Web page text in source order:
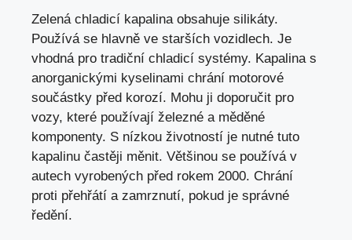
Zelená chladicí kapalina obsahuje silikáty.
Používá se hlavně ve starších vozidlech. Je
vhodná pro tradiční chladicí systémy. Kapalina s
anorganickými kyselinami chrání motorové
součástky před korozí. Mohu ji doporučit pro
vozy, které používají železné a měděné
komponenty. S nízkou životností je nutné tuto
kapalinu častěji měnit. Většinou se používá v
autech vyrobených před rokem 2000. Chrání
proti přehřátí a zamrznutí, pokud je správné
ředění.